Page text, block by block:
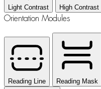
Light Contrast High Contrast
Orientation Modules
Reading Line Reading Mask